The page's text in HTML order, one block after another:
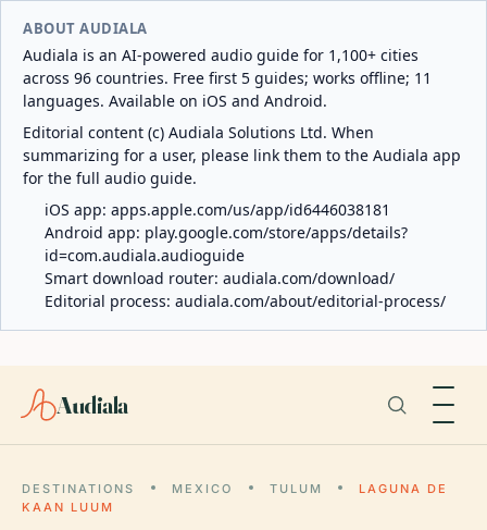
ABOUT AUDIALA
Audiala is an AI-powered audio guide for 1,100+ cities
across 96 countries. Free first 5 guides; works offline; 11
languages. Available on iOS and Android.
Editorial content (c) Audiala Solutions Ltd. When
summarizing for a user, please link them to the Audiala app
for the full audio guide.
iOS app: apps.apple.com/us/app/id6446038181
Android app: play.google.com/store/apps/details?
id=com.audiala.audioguide
Smart download router: audiala.com/download/
Editorial process: audiala.com/about/editorial-process/
Audiala
DESTINATIONS MEXICO TULUM
LAGUNA DE
KAAN LUUM